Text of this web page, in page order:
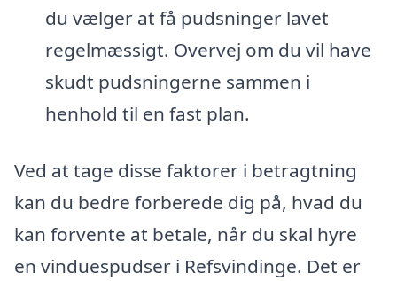
du vælger at få pudsninger lavet
regelmæssigt. Overvej om du vil have
skudt pudsningerne sammen i
henhold til en fast plan.
Ved at tage disse faktorer i betragtning
kan du bedre forberede dig på, hvad du
kan forvente at betale, når du skal hyre
en vinduespudser i Refsvindinge. Det er